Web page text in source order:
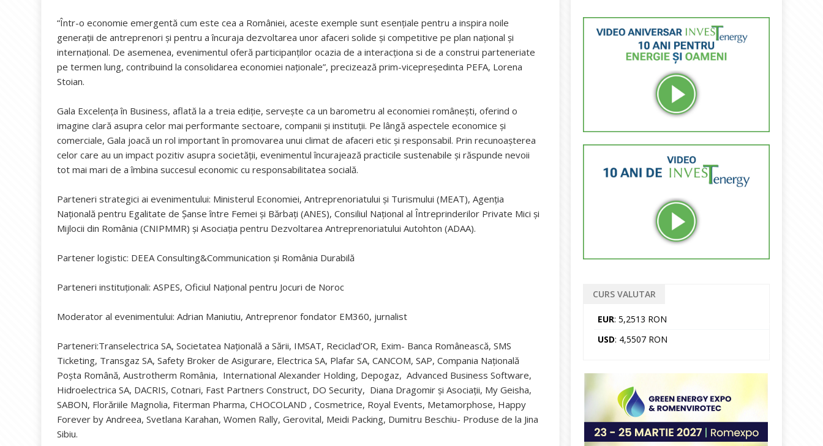
“Într-o economie emergentă cum este cea a României, aceste exemple sunt esențiale pentru a inspira noile
generații de antreprenori și pentru a încuraja dezvoltarea unor afaceri solide și competitive pe plan național și
internațional. De asemenea, evenimentul oferă participanților ocazia de a interacționa si de a construi parteneriate
pe termen lung, contribuind la consolidarea economiei naționale”, precizează prim-vicepreședinta PEFA, Lorena
Stoian.
Gala Excelența în Business, aflată la a treia ediție, servește ca un barometru al economiei românești, oferind o
imagine clară asupra celor mai performante sectoare, companii și instituții. Pe lângă aspectele economice și
comerciale, Gala joacă un rol important în promovarea unui climat de afaceri etic și responsabil. Prin recunoașterea
celor care au un impact pozitiv asupra societății, evenimentul încurajează practicile sustenabile și răspunde nevoii
tot mai mari de a îmbina succesul economic cu responsabilitatea socială.
Parteneri strategici ai evenimentului: Ministerul Economiei, Antreprenoriatului și Turismului (MEAT), Agenția
Națională pentru Egalitate de Șanse între Femei și Bărbați (ANES), Consiliul Național al Întreprinderilor Private Mici și
Mijlocii din România (CNIPMMR) și Asociația pentru Dezvoltarea Antreprenoriatului Autohton (ADAA).
Partener logistic: DEEA Consulting&Communication și România Durabilă
Parteneri instituționali: ASPES, Oficiul Național pentru Jocuri de Noroc
Moderator al evenimentului: Adrian Maniutiu, Antreprenor fondator EM360, jurnalist
Parteneri:Transelectrica SA, Societatea Națională a Sării, IMSAT, Reciclad’OR, Exim- Banca Românească, SMS
Ticketing, Transgaz SA, Safety Broker de Asigurare, Electrica SA, Plafar SA, CANCOM, SAP, Compania Națională
Poșta Română, Austrotherm România, International Alexander Holding, Depogaz, Advanced Business Software,
Hidroelectrica SA, DACRIS, Cotnari, Fast Partners Construct, DO Security, Diana Dragomir și Asociații, My Geisha,
SABON, Florăriile Magnolia, Fiterman Pharma, CHOCOLAND , Cosmetrice, Royal Events, Metamorphose, Happy
Forever by Andreea, Svetlana Karahan, Women Rally, Gerovital, Meidi Packing, Dumitru Beschiu- Produse de la Jina
Sibiu.
CURS VALUTAR
EUR: 5,2513 RON
USD: 4,5507 RON